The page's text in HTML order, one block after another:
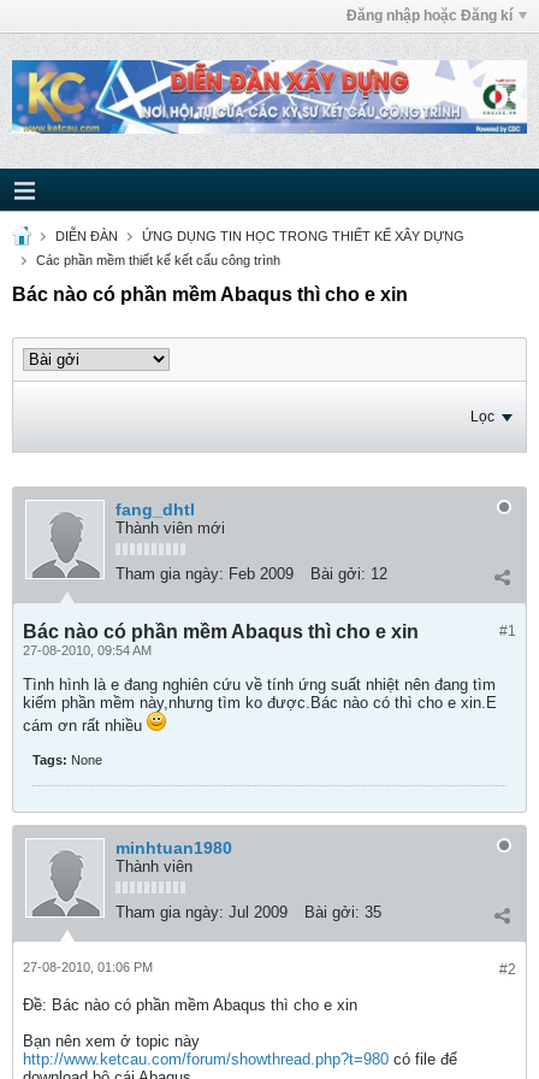
Đăng nhập hoặc Đăng kí
DIỄN ĐÀN
ỨNG DỤNG TIN HỌC TRONG THIẾT KẾ XÂY DỰNG
Các phần mềm thiết kế kết cấu công trình
Bác nào có phần mềm Abaqus thì cho e xin
Lọc
fang_dhtl
Thành viên mới
Tham gia ngày: Feb 2009 Bài gởi: 12
#1
Bác nào có phần mềm Abaqus thì cho e xin
27-08-2010, 09:54 AM
Tình hình là e đang nghiên cứu về tính ứng suất nhiệt nên đang tìm
kiếm phần mềm này,nhưng tìm ko được.Bác nào có thì cho e xin.E
cám ơn rất nhiều
Tags: None
minhtuan1980
Thành viên
Tham gia ngày: Jul 2009 Bài gởi: 35
#2
27-08-2010, 01:06 PM
Ðề: Bác nào có phần mềm Abaqus thì cho e xin
Bạn nên xem ở topic này
http://www.ketcau.com/forum/showthread.php?t=980 có file để